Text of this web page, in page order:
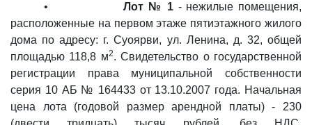
• Лот № 1- нежилые помещения,
расположенные на первом этаже пятиэтажного жилого
дома по адресу: г. Суоярви, ул. Ленина, д. 32, общей
площадью 118,8 м2. Свидетельство о государственной
регистрации права муниципальной собственности
серия 10 АБ № 164433 от 13.10.2007 года. Начальная
цена лота (годовой размер арендной платы) - 230